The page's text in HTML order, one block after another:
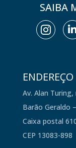
SAIBA

ENDEREÇO
Av. Alan Turing,
Barão Geraldo
Caixa postal
CEP 13083-898